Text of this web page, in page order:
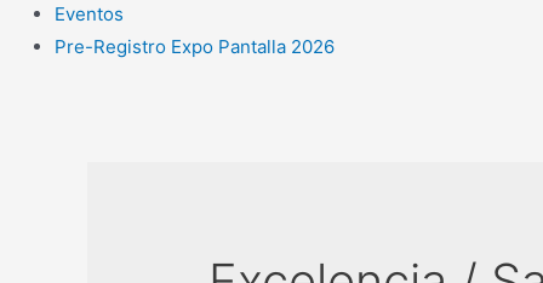
Eventos
Pre-Registro Expo Pantalla 2026